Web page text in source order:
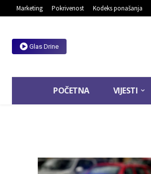
Marketing Pokrivenost Kodeks ponašanja
Glas Drine
POČETNA VIJESTI